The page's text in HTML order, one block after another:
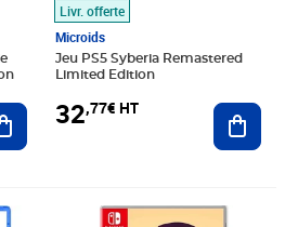
Ajouter au panier
Livr. offerte
Microids
Jeu PS5 Syberia Remastered
Limited Edition
32,77€ HT
Prix 36,68€ HT